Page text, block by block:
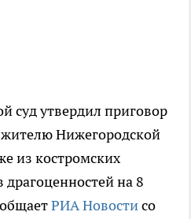
суд утвердил приговор
Нижегородской
из костромских
на 8
РИА Новостисо